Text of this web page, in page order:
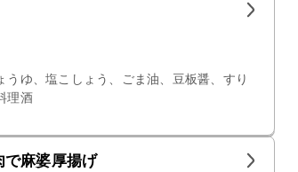
ゆ、塩こしょう、ごま油、豆板醤、すり
理酒
で麻婆厚揚げ